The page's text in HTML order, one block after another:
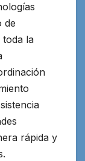
de
toda la
rápida y